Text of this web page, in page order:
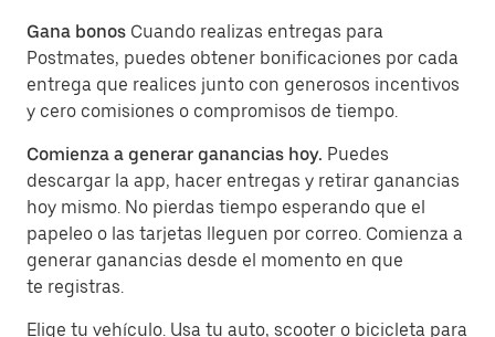
Gana bonos Cuando realizas entregas para
Postmates, puedes obtener bonificaciones por cada
entrega que realices junto con generosos incentivos
y cero comisiones o compromisos de tiempo.
Comienza a generar ganancias hoy. Puedes
descargar la app, hacer entregas y retirar ganancias
hoy mismo. No pierdas tiempo esperando que el
papeleo o las tarjetas lleguen por correo. Comienza a
generar ganancias desde el momento en que
te registras.
Elige tu vehículo. Usa tu auto, scooter o bicicleta para